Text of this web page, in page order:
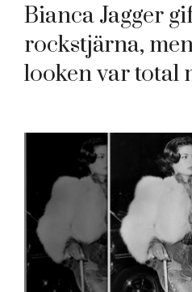
Bianca Jagger
rockstjärna,
looken var total